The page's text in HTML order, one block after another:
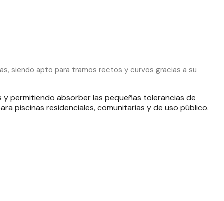
siendo apto para tramos rectos y curvos gracias a su
permitiendo absorber las pequeñas tolerancias de
piscinas residenciales, comunitarias y de uso público.